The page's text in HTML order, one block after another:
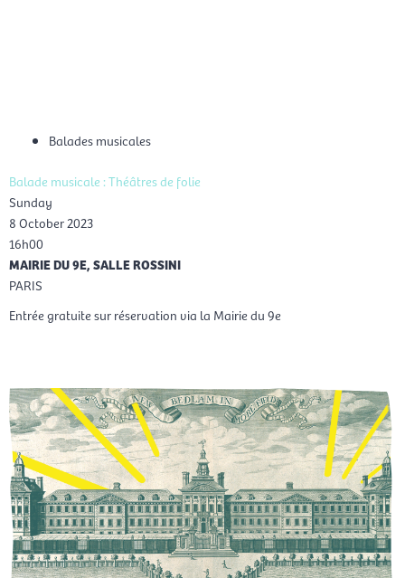
Balades musicales
Balade musicale : Théâtres de folie
Sunday
8 October 2023
16h00
MAIRIE DU 9E, SALLE ROSSINI
PARIS
Entrée gratuite sur réservation via la Mairie du 9e